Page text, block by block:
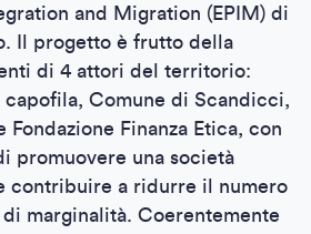
and Migration (EPIM) di
Il progetto è frutto della
di 4 attori del territorio:
Comune di Scandicci,
Fondazione Finanza Etica, con
promuovere una società
contribuire a ridurre il numero
marginalità. Coerentemente